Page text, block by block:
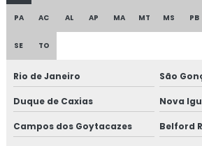
Consultoria em FSSC 22000
Consultoria em gestão de
Consultoria em global market
PA AC AL AP MA MT MS PB
SE TO
Rio de Janeiro São
Duque de Caxias Nova
Campos dos Goytacazes Belford